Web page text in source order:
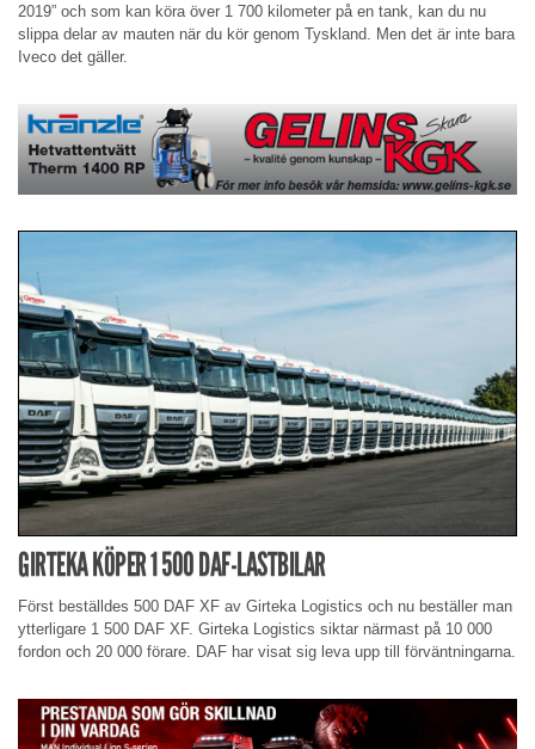
2019” och som kan köra över 1 700 kilometer på en tank, kan du nu
slippa delar av mauten när du kör genom Tyskland. Men det är inte bara
Iveco det gäller.
GIRTEKA KÖPER 1 500 DAF-LASTBILAR
Först beställdes 500 DAF XF av Girteka Logistics och nu beställer man
ytterligare 1 500 DAF XF. Girteka Logistics siktar närmast på 10 000
fordon och 20 000 förare. DAF har visat sig leva upp till förväntningarna.